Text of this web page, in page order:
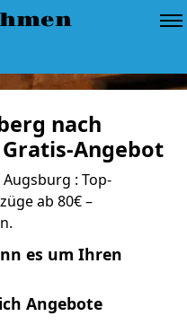
nach
Angebot
: Top-
ab 80€ –
es um Ihren
Angebote